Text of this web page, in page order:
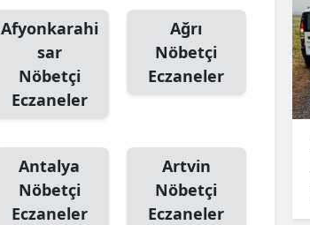
Afyonkarahi
sar
Nöbetçi
Eczaneler
Ağrı
Nöbetçi
Eczaneler
Antalya
Nöbetçi
Eczaneler
Artvin
Nöbetçi
Eczaneler